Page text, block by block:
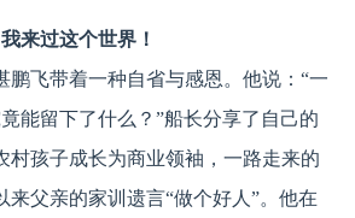
来过这个世界！
鹏飞带着一种自省与感恩。他说：“一
能留下了什么？”船长分享了自己的
村孩子成长为商业领袖，一路走来的
来父亲的家训遗言“做个好人”。他在